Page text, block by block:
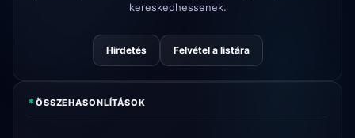
kereskedhessenek.
Hirdetés Felvétel a listára
*ÖSSZEHASONLÍTÁSOK